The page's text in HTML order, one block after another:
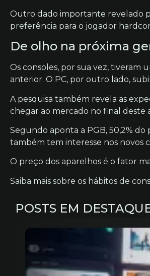
Outro dado importante revelado
preferência para o jogador
De olho na próxima
Os consoles, por sua vez, tiveram
anterior. O PC, por outro lado,
A pesquisa também revela as
chegar ao mercado no final deste
Segundo aponta a PGB, 50,2%
também tem interesse nos novos
O preço dos aparelhos é o fator
Saiba mais sobre os hábitos de
POSTS EM